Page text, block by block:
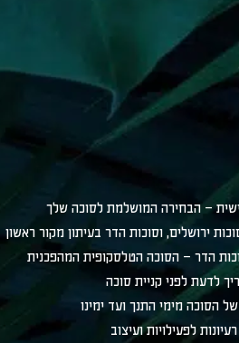
– הבחירה המושלמת לסוכה שלך
ירושלים, וסוכות הדר בעיתון מקור ראשון
לדעת לפני קניית סוכה
הסוכה מימי התנך ועד ימינו
לפעילויות ועיצוב